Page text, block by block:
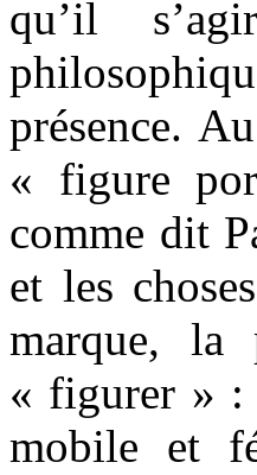
qu’il
présence.
« figure
comme dit
et les
marque, la
« figurer » :
mobile et